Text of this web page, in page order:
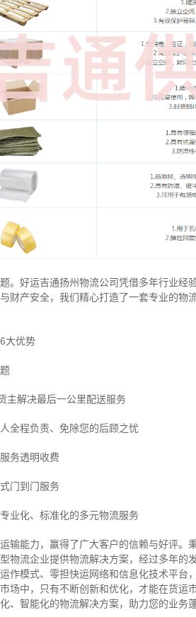
。好运吉通扬州物流公司凭借多年行业经
财产安全，我们精心打造了一套专业的物
大优势
主解决最后一公里配送服务
全程负责、免除您的后顾之忧
务透明收费
门到门服务
业化、标准化的多元物流服务
输能力，赢得了广大客户的信赖与好评。
物流企业提供物流解决方案，经过多年的
作模式、零担快运网络和信息化技术平台
场中，只有不断创新和优化，才能在货运
、智能化的物流解决方案，助力您的业务